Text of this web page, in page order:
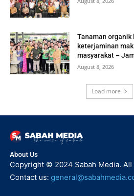
Tanaman organik
keterjaminan
masyarakat –
August 8, 2026
Load more
About Us
Copyright © 2024 Sabah Media.
Contact us: